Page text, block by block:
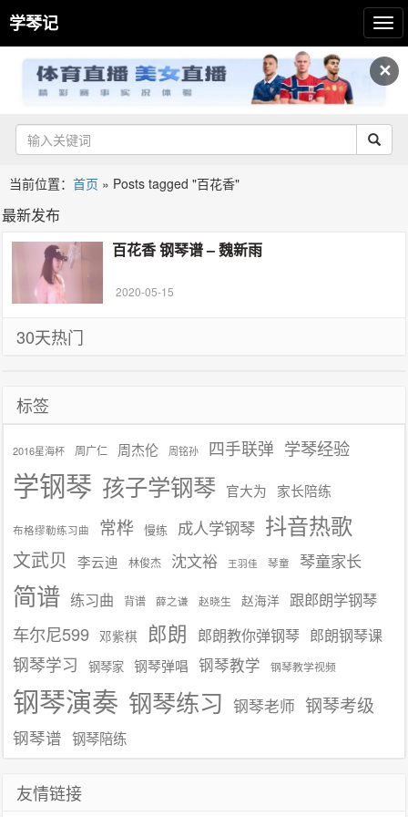
✕
学琴记
当前位置： 首页 » Posts tagged "百花香"
最新发布
百花香 钢琴谱 – 魏新雨
2020-05-15
30天热门
标签
2016星海杯 周广仁 周杰伦 周铭孙 四手联弹 学琴经验
学钢琴 孩子学钢琴 官大为 家长陪练
布格缪勒练习曲 常桦 慢练 成人学钢琴 抖音热歌
文武贝 李云迪 林俊杰 沈文裕 王羽佳 琴童 琴童家长
简谱 练习曲 背谱 薛之谦 赵晓生 赵海洋 跟郎朗学钢琴
车尔尼599 邓紫棋 郎朗 郎朗教你弹钢琴 郎朗钢琴课
钢琴学习 钢琴家 钢琴弹唱 钢琴教学 钢琴教学视频
钢琴演奏 钢琴练习 钢琴老师 钢琴考级
钢琴谱 钢琴陪练
友情链接